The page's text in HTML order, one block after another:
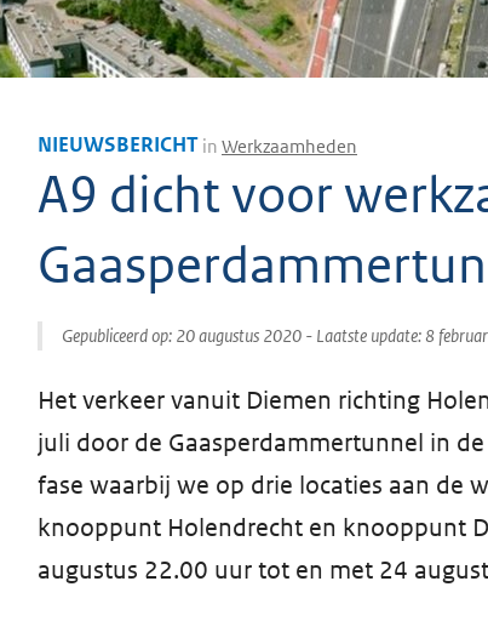
NIEUWSBERICHT in Werkzaamheden
A9 dicht voor
Gepubliceerd op: 20 augustus 2020 - Laatste update:8
Het verkeer vanuit Diemen richting
juli door de Gaasperdammertunnel in
fase waarbij we op drie locaties aan de
knooppunt Holendrecht en knooppunt
augustus 22.00 uur tot en met 24